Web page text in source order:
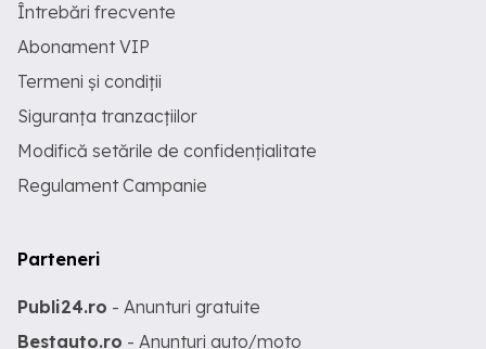
Întrebări frecvente
Abonament VIP
Termeni și condiții
Siguranța tranzacțiilor
Modifică setările de confidențialitate
Regulament Campanie
Parteneri
Publi24.ro - Anunturi gratuite
Bestauto.ro - Anunturi auto/moto